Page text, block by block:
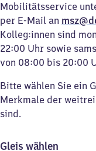
Mobilitätsservice
per E-Mail an
Kolleg:innen sind
22:00 Uhr sowie
von 08:00 bis 20:00
Bitte wählen Sie ein
Merkmale der
sind.
Gleis wählen